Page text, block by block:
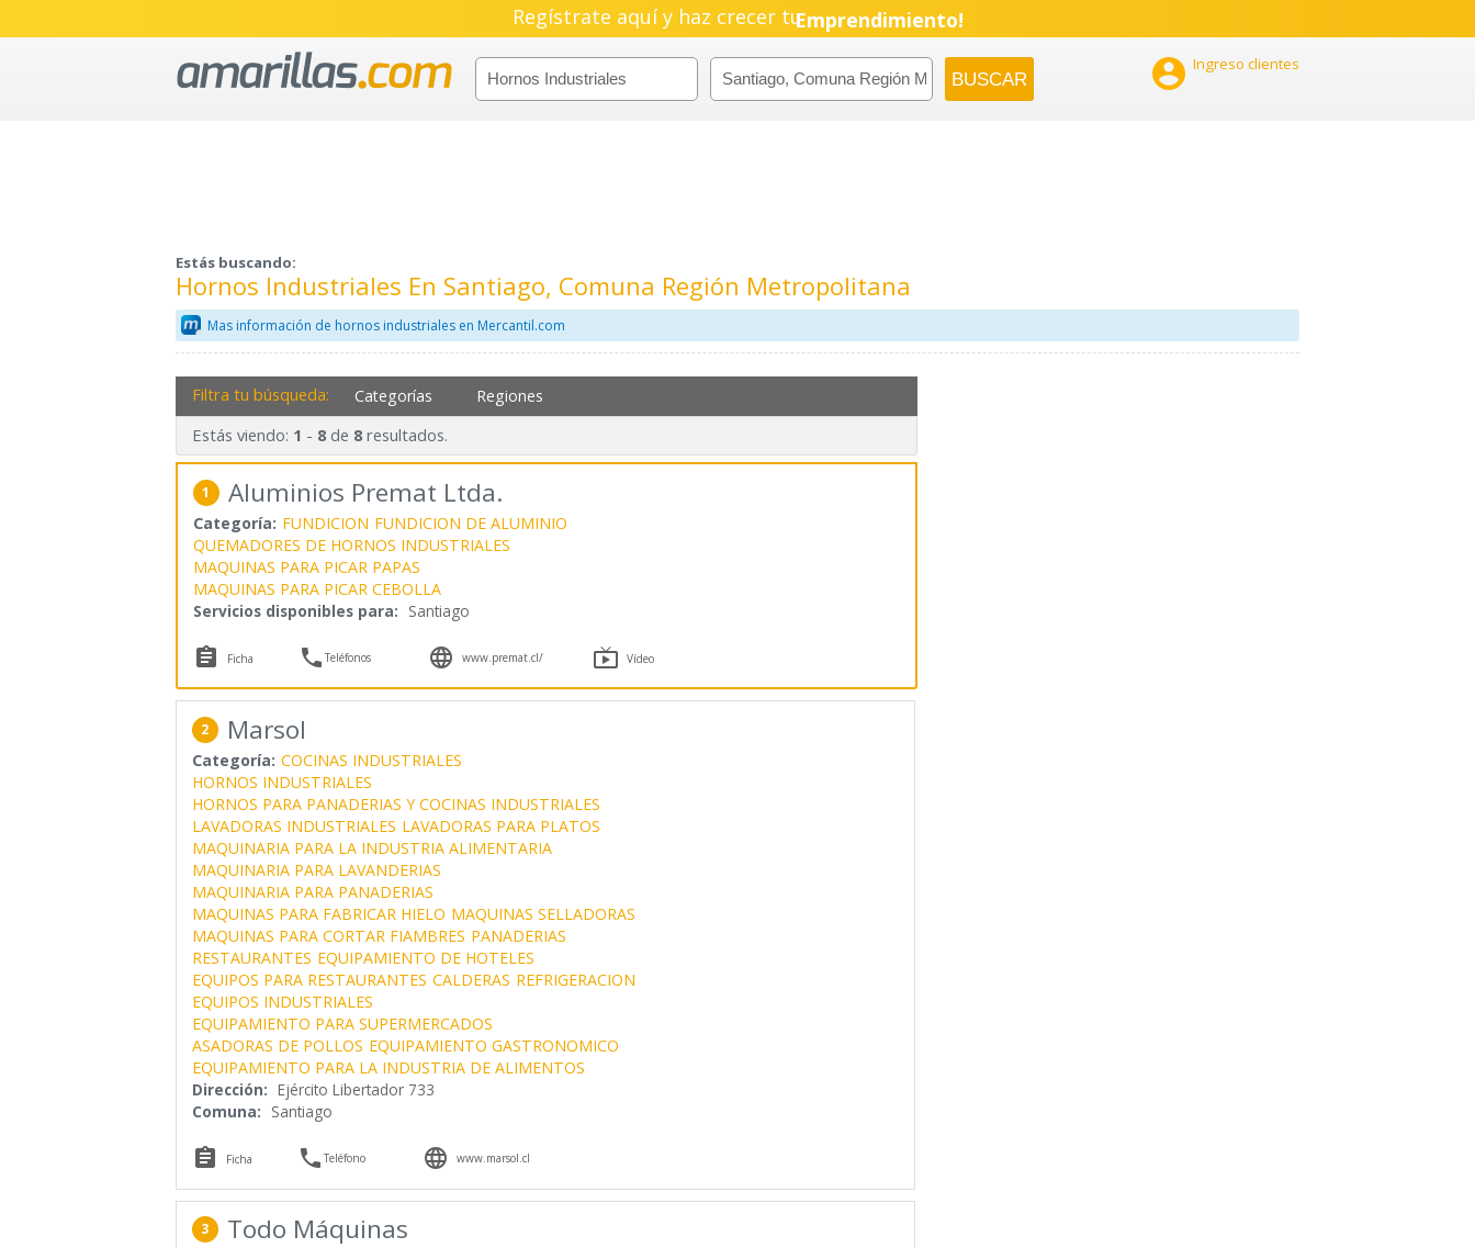
Regístrate aquí y haz crecer tuPyme!
Emprendimiento!
 Ingreso clientes
Estás buscando:
Hornos Industriales En Santiago, Comuna Región Metropolitana
Mas información de hornos industriales en Mercantil.com
Filtra tu búsqueda: Categorías Regiones
Estás viendo: 1 - 8de 8resultados.
1 Aluminios Premat Ltda.
Categoría: FUNDICION FUNDICION DE ALUMINIO
QUEMADORES DE HORNOS INDUSTRIALES
MAQUINAS PARA PICAR PAPAS
MAQUINAS PARA PICAR CEBOLLA
Servicios disponibles para: Santiago
 Ficha Teléfonos  www.premat.cl/  Vídeo
2 Marsol
Categoría: COCINAS INDUSTRIALES
HORNOS INDUSTRIALES
HORNOS PARA PANADERIAS Y COCINAS INDUSTRIALES
LAVADORAS INDUSTRIALES LAVADORAS PARA PLATOS
MAQUINARIA PARA LA INDUSTRIA ALIMENTARIA
MAQUINARIA PARA LAVANDERIAS
MAQUINARIA PARA PANADERIAS
MAQUINAS PARA FABRICAR HIELO MAQUINAS SELLADORAS
MAQUINAS PARA CORTAR FIAMBRES PANADERIAS
RESTAURANTES EQUIPAMIENTO DE HOTELES
EQUIPOS PARA RESTAURANTES CALDERAS REFRIGERACION
EQUIPOS INDUSTRIALES
EQUIPAMIENTO PARA SUPERMERCADOS
ASADORAS DE POLLOS EQUIPAMIENTO GASTRONOMICO
EQUIPAMIENTO PARA LA INDUSTRIA DE ALIMENTOS
Dirección: Ejército Libertador 733
Comuna: Santiago
 Ficha Teléfono  www.marsol.cl
3 Todo Máquinas